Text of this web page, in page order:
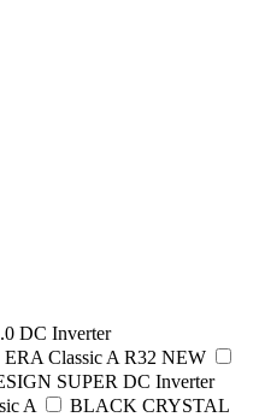
DC Inverter
ERA Classic A R32 NEW
SUPER DC Inverter
A
BLACK CRYSTAL